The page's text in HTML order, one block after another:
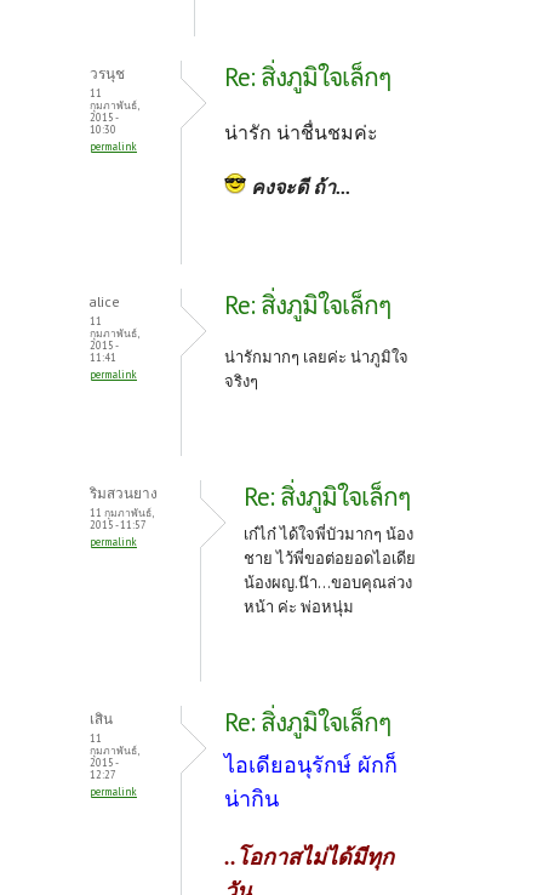
วรนุช
11
กุมภาพันธ์,
2015 -
10:30
permalink
Re: สิ่งภูมิใจเล็กๆ
น่ารัก น่าชื่นชมค่ะ
คงจะดี ถ้า...
alice
11
กุมภาพันธ์,
2015 -
11:41
permalink
Re: สิ่งภูมิใจเล็กๆ
น่ารักมากๆ เลยค่ะ น่าภูมิใจ
จริงๆ
ริมสวนยาง
11 กุมภาพันธ์,
2015 - 11:57
permalink
Re: สิ่งภูมิใจเล็กๆ
เก๋ไก๋ ได้ใจพี่บัวมากๆ น้อง
ชาย ไว้พี่ขอต่อยอดไอเดีย
น้องผญ.น๊า...ขอบคุณล่วง
หน้า ค่ะ พ่อหนุ่ม
เสิน
11
กุมภาพันธ์,
2015 -
12:27
permalink
Re: สิ่งภูมิใจเล็กๆ
ไอเดียอนุรักษ์ ผักก็
น่ากิน
..โอกาสไม่ได้มีทุก